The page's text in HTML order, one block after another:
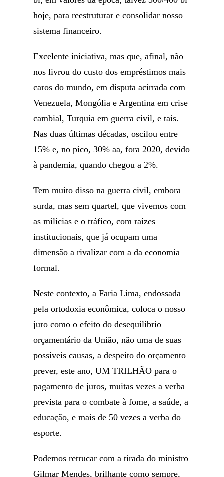
hoje, para reestruturar e consolidar nosso
sistema financeiro.
Excelente iniciativa, mas que, afinal, não
nos livrou do custo dos empréstimos mais
caros do mundo, em disputa acirrada com
Venezuela, Mongólia e Argentina em crise
cambial, Turquia em guerra civil, e tais.
Nas duas últimas décadas, oscilou entre
15% e, no pico, 30% aa, fora 2020, devido
à pandemia, quando chegou a 2%.
Tem muito disso na guerra civil, embora
surda, mas sem quartel, que vivemos com
as milícias e o tráfico, com raízes
institucionais, que já ocupam uma
dimensão a rivalizar com a da economia
formal.
Neste contexto, a Faria Lima, endossada
pela ortodoxia econômica, coloca o nosso
juro como o efeito do desequilíbrio
orçamentário da União, não uma de suas
possíveis causas, a despeito do orçamento
prever, este ano, UM TRILHÃO para o
pagamento de juros, muitas vezes a verba
prevista para o combate à fome, a saúde, a
educação, e mais de 50 vezes a verba do
esporte.
Podemos retrucar com a tirada do ministro
Gilmar Mendes, brilhante como sempre,